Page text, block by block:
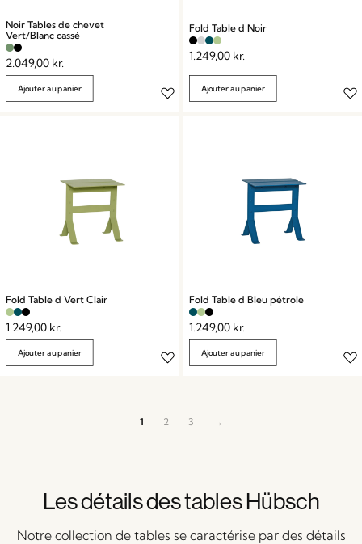
Noir Tables de chevet
Vert/Blanc cassé
2.049,00 kr.
Ajouter au panier
Fold Table d Noir
1.249,00 kr.
Ajouter au panier
Fold Table d Vert Clair
1.249,00 kr.
Ajouter au panier
Fold Table d Bleu pétrole
1.249,00 kr.
Ajouter au panier
1 2 3 →
Les détails des tables Hübsch
Notre collection de tables se caractérise par des détails